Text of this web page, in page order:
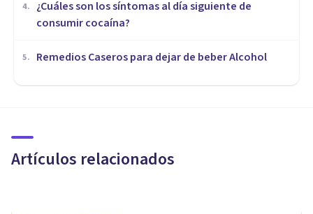
4.
¿Cuáles son los síntomas al día siguiente de
consumir cocaína?
5. Remedios Caseros para dejar de beber Alcohol
Artículos relacionados
Krokodil: los terribles efectos
droga